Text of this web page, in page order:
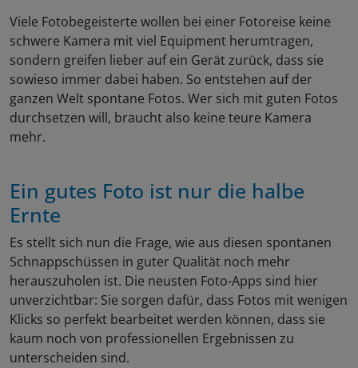
Viele Fotobegeisterte wollen bei einer Fotoreise keine
schwere Kamera mit viel Equipment herumtragen,
sondern greifen lieber auf ein Gerät zurück, dass sie
sowieso immer dabei haben. So entstehen auf der
ganzen Welt spontane Fotos. Wer sich mit guten Fotos
durchsetzen will, braucht also keine teure Kamera
mehr.
Ein gutes Foto ist nur die halbe
Ernte
Es stellt sich nun die Frage, wie aus diesen spontanen
Schnappschüssen in guter Qualität noch mehr
herauszuholen ist. Die neusten Foto-Apps sind hier
unverzichtbar: Sie sorgen dafür, dass Fotos mit wenigen
Klicks so perfekt bearbeitet werden können, dass sie
kaum noch von professionellen Ergebnissen zu
unterscheiden sind.